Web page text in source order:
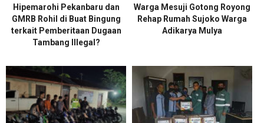
Hipemarohi Pekanbaru dan
GMRB Rohil di Buat Bingung
terkait Pemberitaan Dugaan
Tambang Illegal?
Warga Mesuji Gotong Royong
Rehap Rumah Sujoko Warga
Adikarya Mulya